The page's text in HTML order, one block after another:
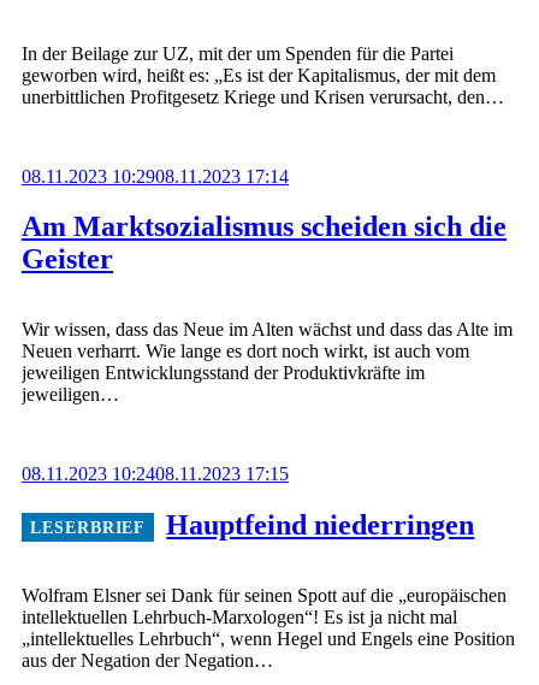
In der Beilage zur UZ, mit der um Spenden für die Partei
geworben wird, heißt es: „Es ist der Kapitalismus, der mit dem
unerbittlichen Profitgesetz Kriege und Krisen verursacht, den…
Am Marktsozialismus scheiden sich die
Geister
08.11.2023 10:2908.11.2023 17:14
Wir wissen, dass das Neue im Alten wächst und dass das Alte im
Neuen verharrt. Wie lange es dort noch wirkt, ist auch vom
jeweiligen Entwicklungsstand der Produktivkräfte im
jeweiligen…
Hauptfeind niederringen
08.11.2023 10:2408.11.2023 17:15
Wolfram Elsner sei Dank für seinen Spott auf die „europäischen
intellektuellen Lehrbuch-Marxologen“! Es ist ja nicht mal
„intellektuelles Lehrbuch“, wenn Hegel und Engels eine Position
aus der Negation der Negation…